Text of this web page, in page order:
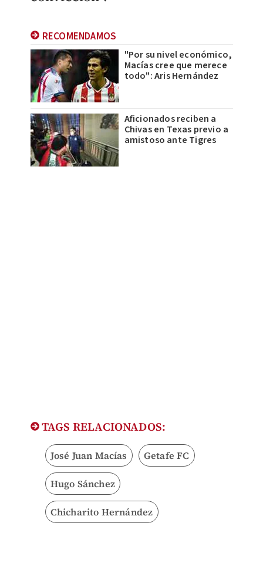
RECOMENDAMOS
"Por su nivel económico,
Macías cree que merece
todo": Aris Hernández
Aficionados reciben a
Chivas en Texas previo a
amistoso ante Tigres
TAGS RELACIONADOS:
José Juan Macías Getafe FC
Hugo Sánchez
Chicharito Hernández